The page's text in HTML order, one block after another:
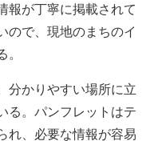
報が丁寧に掲載されて
ので、現地のまちのイ
。
分かりやすい場所に立
る。パンフレットはテ
れ、必要な情報が容易